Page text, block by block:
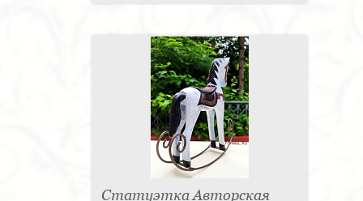
Статуэтка Авторская